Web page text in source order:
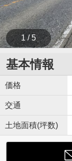
1 / 5
基本情報
価格
交通
土地面積(坪数)